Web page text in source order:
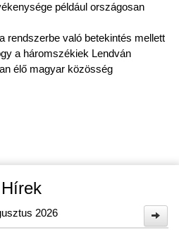
például országosan
rendszerbe való betekintés mellett
a háromszékiek Lendván
élő magyar közösség
Hírek
2026